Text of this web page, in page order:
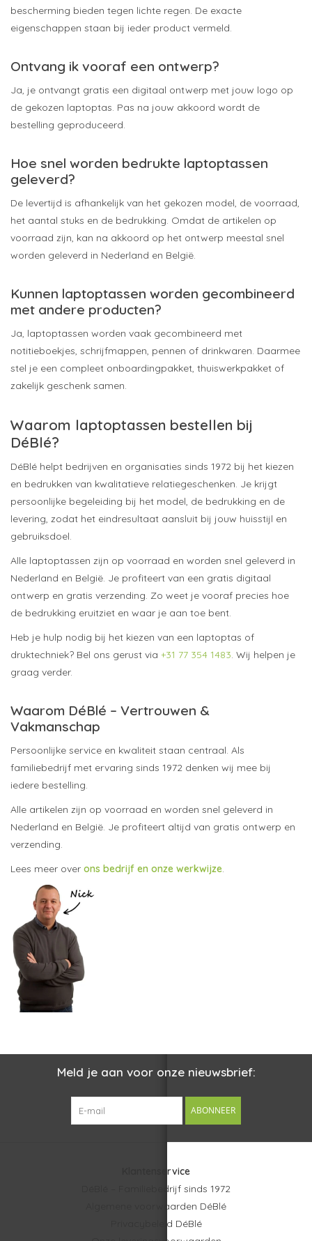
bescherming bieden tegen lichte regen. De exacte
eigenschappen staan bij ieder product vermeld.
Ontvang ik vooraf een ontwerp?
Ja, je ontvangt gratis een digitaal ontwerp met jouw logo op
de gekozen laptoptas. Pas na jouw akkoord wordt de
bestelling geproduceerd.
Hoe snel worden bedrukte laptoptassen
geleverd?
De levertijd is afhankelijk van het gekozen model, de voorraad,
het aantal stuks en de bedrukking. Omdat de artikelen op
voorraad zijn, kan na akkoord op het ontwerp meestal snel
worden geleverd in Nederland en België.
Kunnen laptoptassen worden gecombineerd
met andere producten?
Ja, laptoptassen worden vaak gecombineerd met
notitieboekjes, schrijfmappen, pennen of drinkwaren. Daarmee
stel je een compleet onboardingpakket, thuiswerkpakket of
zakelijk geschenk samen.
Waarom laptoptassen bestellen bij
DéBlé?
DéBlé helpt bedrijven en organisaties sinds 1972 bij het kiezen
en bedrukken van kwalitatieve relatiegeschenken. Je krijgt
persoonlijke begeleiding bij het model, de bedrukking en de
levering, zodat het eindresultaat aansluit bij jouw huisstijl en
gebruiksdoel.
Alle laptoptassen zijn op voorraad en worden snel geleverd in
Nederland en België. Je profiteert van een gratis digitaal
ontwerp en gratis verzending. Zo weet je vooraf precies hoe
de bedrukking eruitziet en waar je aan toe bent.
Heb je hulp nodig bij het kiezen van een laptoptas of
druktechniek? Bel ons gerust via +31 77 354 1483. Wij helpen je
graag verder.
Waarom DéBlé – Vertrouwen &
Vakmanschap
Persoonlijke service en kwaliteit staan centraal. Als
familiebedrijf met ervaring sinds 1972 denken wij mee bij
iedere bestelling.
Alle artikelen zijn op voorraad en worden snel geleverd in
Nederland en België. Je profiteert altijd van gratis ontwerp en
verzending.
Lees meer over ons bedrijf en onze werkwijze.
Meld je aan voor onze nieuwsbrief:
ABONNEER
Klantenservice
DéBlé – Familiebedrijf sinds 1972
Algemene voorwaarden DéBlé
Privacybeleid DéBlé